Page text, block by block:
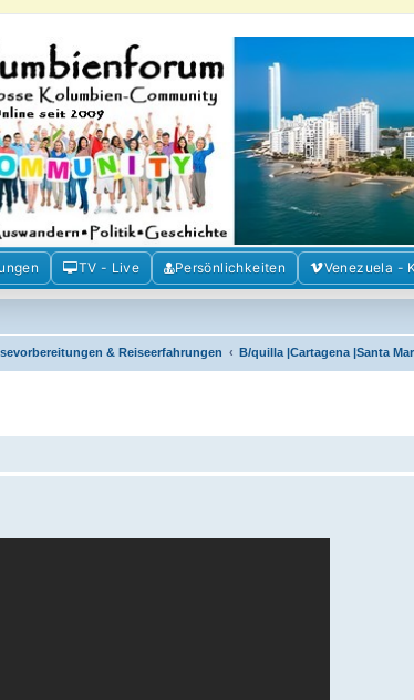
der Freunde Kolumbiens
Venezuela. Austausch, Erfahrungen und Gemeinschaft im
TV - Live Persönlichkeiten Venezuela -
& Reiseerfahrungen B/quilla |Cartagena |Santa